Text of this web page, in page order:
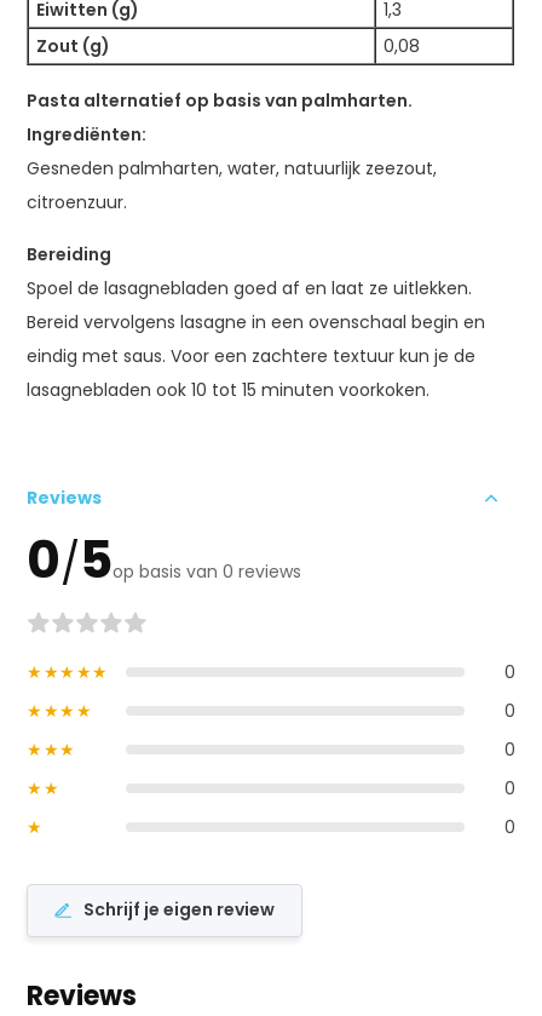
Eiwitten (g)
1,3
Zout (g)
0,08
Pasta alternatief op basis van palmharten.
Ingrediënten:
Gesneden palmharten, water, natuurlijk zeezout,
citroenzuur.
Bereiding
Spoel de lasagnebladen goed af en laat ze uitlekken.
Bereid vervolgens lasagne in een ovenschaal begin en
eindig met saus. Voor een zachtere textuur kun je de
lasagnebladen ook 10 tot 15 minuten voorkoken.
Reviews
0/5op basis van 0 reviews
★★★★★
0
★★★★
0
★★★
0
★★
0
★
0
Schrijf je eigen review
Reviews